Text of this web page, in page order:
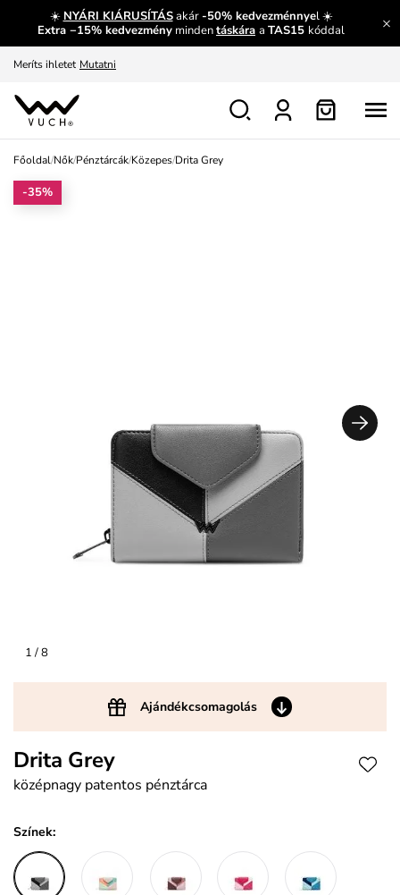
☀️ NYÁRI KIÁRUSÍTÁSakár-50% kedvezménnyel ☀️
Extra −15% kedvezmény mindentáskára a TAS15 kóddal
Fedezze fel velünk az újdonságokat. Megtekintés
Meríts ihletet Mutatni
Ingyenes csere és visszaküldés
Főoldal/Nők/Pénztárcák/Közepes/Drita Grey
1/ 8
Ajándékcsomagolás
-35%
Drita Grey
középnagy patentos pénztárca
Színek: